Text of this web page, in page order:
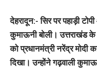
देहरादून:-सिर पर पहाड़ी
कुमाऊनी बोली। उत्तराखंड
को प्रधानमंत्री नरेंद्र मोदी
दिखा। उन्होंने गढ़वाली